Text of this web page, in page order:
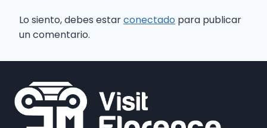
Lo siento, debes estarconectado para publicar
un comentario.